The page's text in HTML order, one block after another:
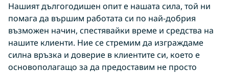
Нашият дългогодишен опит е нашата сила, той ни
помага да вършим работата си по най-добрия
възможен начин, спестявайки време и средства на
нашите клиенти. Ние се стремим да изграждаме
силна връзка и доверие в клиентите си, което е
основополагащо за да предоставим не просто